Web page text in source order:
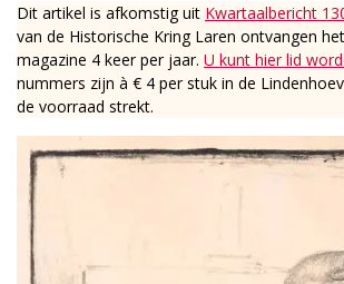
Dit artikel is afkomstig uit Kwartaalbericht
van de Historische Kring Laren ontvangen
magazine 4 keer per jaar. U kunt hier lid
nummers zijn à € 4 per stuk in de
de voorraad strekt.